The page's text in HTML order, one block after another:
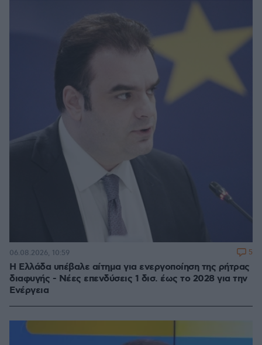
Η Ελλάδα υπέβαλε αίτημα για ενεργοποίηση της ρήτρας
διαφυγής - Νέες επενδύσεις 1 δισ. έως το 2028 για την
Ενέργεια
06.08.2026, 10:59 5